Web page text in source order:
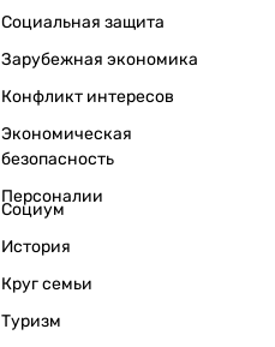
Социальная защита
Зарубежная экономика
Конфликт интересов
Экономическая
безопасность
Персоналии
Социум
История
Круг семьи
Туризм